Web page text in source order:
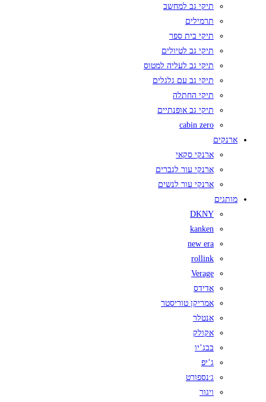
תיקי גב למחשב
תרמילים
תיקי בית ספר
תיקי גב לטיולים
תיקי גב לעליה למטוס
תיקי גב עם גלגלים
תיקי החתלה
תיקי גב אופנתיים
cabin zero
ארנקים
ארנקי סקאי
ארנקי עור לגברים
ארנקי עור לנשים
מותגים
DKNY
kanken
new era
rollink
Verage
אדידס
אמריקן טוריסטר
אנטלר
אקולק
בבג’יו
ג’יפ
ג׳נספורט
ויגור